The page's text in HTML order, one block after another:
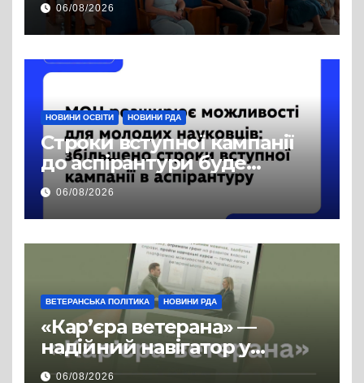
права на доступ до
публічної інформації
06/08/2026
НОВИНИ ОСВІТИ НОВИНИ РДА
Строки вступної кампанії
до аспірантури буде
продовжено
06/08/2026
ВЕТЕРАНСЬКА ПОЛІТИКА НОВИНИ РДА
«Кар’єра ветерана» —
надійний навігатор у
цивільній професії
06/08/2026